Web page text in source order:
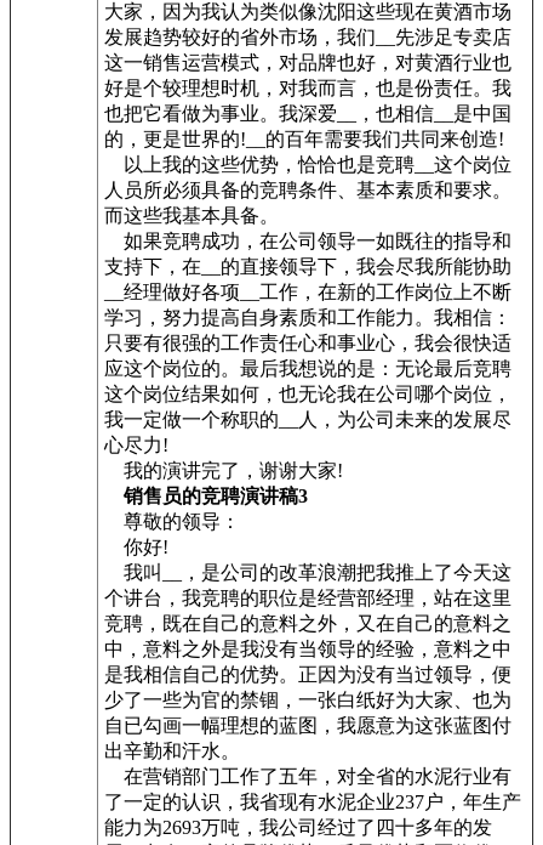
大家，因为我认为类似像沈阳这些现在黄酒市场
发展趋势较好的省外市场，我们__先涉足专卖店
这一销售运营模式，对品牌也好，对黄酒行业也
好是个较理想时机，对我而言，也是份责任。我
也把它看做为事业。我深爱__，也相信__是中国
的，更是世界的!__的百年需要我们共同来创造!
以上我的这些优势，恰恰也是竞聘__这个岗位
人员所必须具备的竞聘条件、基本素质和要求。
而这些我基本具备。
如果竞聘成功，在公司领导一如既往的指导和
支持下，在__的直接领导下，我会尽我所能协助
__经理做好各项__工作，在新的工作岗位上不断
学习，努力提高自身素质和工作能力。我相信：
只要有很强的工作责任心和事业心，我会很快适
应这个岗位的。最后我想说的是：无论最后竞聘
这个岗位结果如何，也无论我在公司哪个岗位，
我一定做一个称职的__人，为公司未来的发展尽
心尽力!
我的演讲完了，谢谢大家!
销售员的竞聘演讲稿3
尊敬的领导：
你好!
我叫__，是公司的改革浪潮把我推上了今天这
个讲台，我竞聘的职位是经营部经理，站在这里
竞聘，既在自己的意料之外，又在自己的意料之
中，意料之外是我没有当领导的经验，意料之中
是我相信自己的优势。正因为没有当过领导，便
少了一些为官的禁锢，一张白纸好为大家、也为
自已勾画一幅理想的蓝图，我愿意为这张蓝图付
出辛勤和汗水。
在营销部门工作了五年，对全省的水泥行业有
了一定的认识，我省现有水泥企业237户，年生产
能力为2693万吨，我公司经过了四十多年的发